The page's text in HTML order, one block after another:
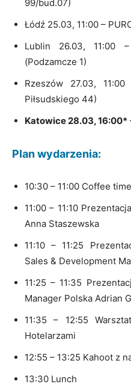
99/bud.07)
Łódź 25.03, 11:00 –
Lublin 26.03, 11:00 –
(Podzamcze 1)
Rzeszów 27.03,
Piłsudskiego 44)
Katowice 28.03, 16:00*
Plan wydarzenia:
10:30 – 11:00 Coffee time
11:00 – 11:10
Anna Staszewska
11:10 – 11:25
Sales & Development
11:25 – 11:35
Manager Polska Adrian
11:35 – 12:55
Hotelarzami
12:55 – 13:25 Kahoot z
13:30 Lunch